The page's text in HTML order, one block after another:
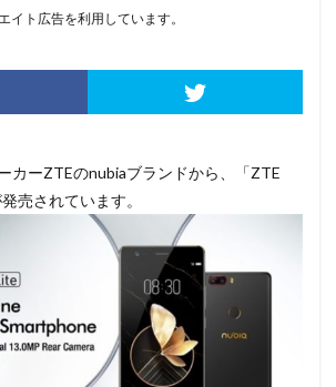
イト広告を利用しています。
カーZTEのnubiaブランドから、「ZTE
売されています。